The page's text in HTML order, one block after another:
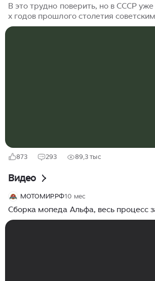
В это трудно поверить, но в СССР
х годов прошлого столетия
создавались мопеды, которые по
873 293 89,3 тыс
Видео
МОТОМИР.РФ10 мес
Сборка мопеда Альфа, весь процесс